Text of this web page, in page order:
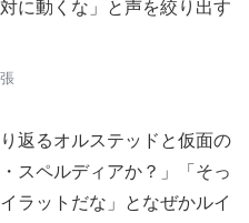
に動くな」と声を絞り出す
返るオルステッドと仮面の
スペルディアか？」「そっ
ラットだな」となぜかルイ